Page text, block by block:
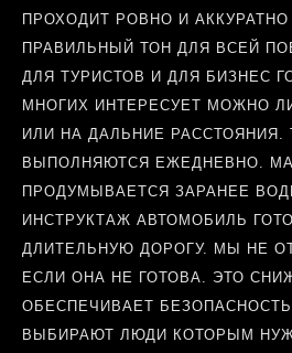
ПРОХОДИТ РОВНО И
ПРАВИЛЬНЫЙ ТОН ДЛЯ ВСЕЙ
ДЛЯ ТУРИСТОВ И ДЛЯ БИЗНЕС
МНОГИХ ИНТЕРЕСУЕТ МОЖНО
ИЛИ НА ДАЛЬНИЕ РАССТОЯНИЯ.
ВЫПОЛНЯЮТСЯ ЕЖЕДНЕВНО.
ПРОДУМЫВАЕТСЯ ЗАРАНЕЕ
ИНСТРУКТАЖ АВТОМОБИЛЬ
ДЛИТЕЛЬНУЮ ДОРОГУ. МЫ НЕ
ЕСЛИ ОНА НЕ ГОТОВА. ЭТО
ОБЕСПЕЧИВАЕТ
ВЫБИРАЮТ ЛЮДИ КОТОРЫМ